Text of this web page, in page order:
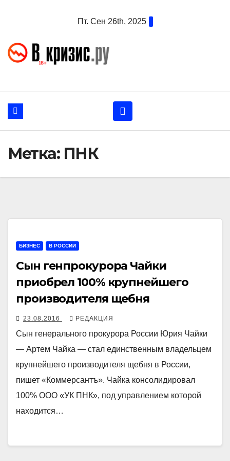
Пт. Сен 26th, 2025
Метка: ПНК
БИЗНЕС В РОССИИ
Сын генпрокурора Чайки
приобрел 100% крупнейшего
производителя щебня
23.08.2016 РЕДАКЦИЯ
Сын генерального прокурора России Юрия Чайки
— Артем Чайка — стал единственным владельцем
крупнейшего производителя щебня в России,
пишет «Коммерсантъ». Чайка консолидировал
100% ООО «УК ПНК», под управлением которой
находится…